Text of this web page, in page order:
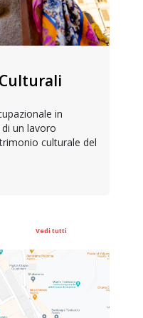
in
un lavoro
culturale del
Vedi tutti